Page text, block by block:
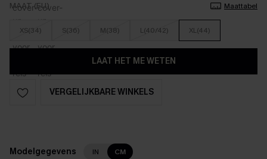
MAAT (EU) Maattabel
XS(34) S(36) M(38) L(40/42) XL(44)
LAAT HET ME WETEN
VERGELIJKBARE WINKELS
Modelgegevens IN CM